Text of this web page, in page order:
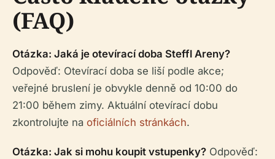
(FAQ)
Otázka: Jaká je otevírací doba Steffl Areny?
Odpověď: Otevírací doba se liší podle akce;
veřejné bruslení je obvykle denně od 10:00 do
21:00 během zimy. Aktuální otevírací dobu
zkontrolujte na oficiálních stránkách.
Otázka: Jak si mohu koupit vstupenky? Odpověď: